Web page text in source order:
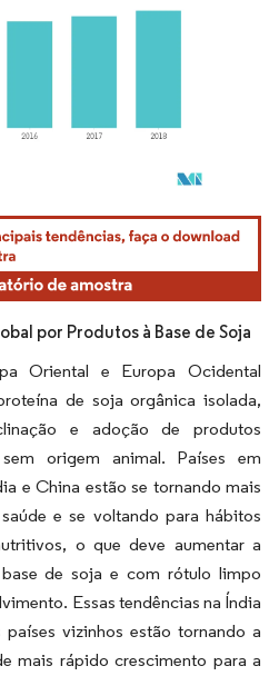
requer atribuição conforme CC BY 4.0.
por Produtos à Base de Soja
Oriental e Europa Ocidental
de soja orgânica isolada,
e adoção de produtos
origem animal. Países em
e China estão se tornando mais
e se voltando para hábitos
o que deve aumentar a
de soja e com rótulo limpo
Essas tendências na Índia
vizinhos estão tornando a
mais rápido crescimento para a